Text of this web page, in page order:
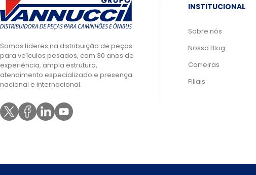
Somos líderes na distribuição de peças
para veículos pesados, com 30 anos de
experiência, ampla estrutura,
atendimento especializado e presença
nacional e internacional.
INSTITUCIONAL
Sobre nós
Nosso Blog
Carreiras
Filiais